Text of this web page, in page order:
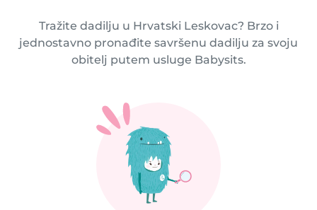
Tražite dadilju u Hrvatski Leskovac? Brzo i
jednostavno pronađite savršenu dadilju za svoju
obitelj putem usluge Babysits.